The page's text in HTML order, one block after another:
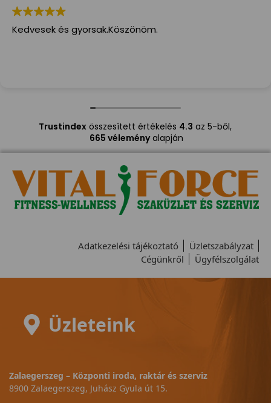
Kedvesek és gyorsak.Köszönöm.
Trustindexösszesített értékelés 4.3 az 5-ből,
665 véleményalapján
Adatkezelési tájékoztató
Üzletszabályzat
Cégünkről
Ügyfélszolgálat
Üzleteink
Zalaegerszeg – Központi iroda, raktár és szerviz
8900 Zalaegerszeg, Juhász Gyula út 15.